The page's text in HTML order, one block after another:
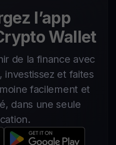
l’app
Wallet
de la finance avec
investissez et faites
facilement et
dans une seule